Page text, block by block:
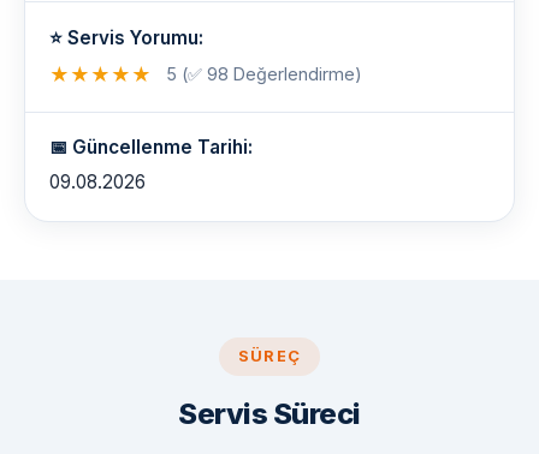
⭐ Servis Yorumu:
★ ★ ★ ★ ★ 5 (✅ 98 Değerlendirme)
📅 Güncellenme Tarihi:
09.08.2026
SÜREÇ
Servis Süreci